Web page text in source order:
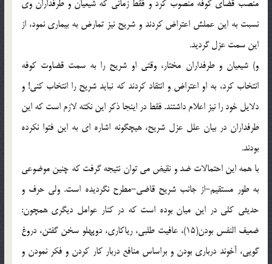
منصب قضای کوفه منصوب کرد و فقط زمانی که شیعیان و طرفداران وی
نسبت به این عملش اعتراض کردند و شریح نیز تمارض به بیماری نمود، از
این سمت عزل گردید.
و) شیعیان و طرفداران مختار، وقتی او شریح را به سمت قضاوت کوفه
انتخاب کرد، به او اعتراض و انتقاد کردند که نباید شریح را انتخاب کنی! و
دلایل خود را نیز اعلام داشتند. فقط در اینجا ذکر این نکته لازم است که این
طرفداران در بیان علل عزل شریح، هیچگونه اشاره ای به این فتوا نکرده
بودند.
با همه این احتمالات ضد و نقیض می توان نتیجه گرفت که چنین موضوعی
به طور مستقیم-از جانب شریح قاضی-مطرح نگردیده است. ولی حرف و
حدیثی کلی در این میان بوده است که در کنار عوامل دیگری همچون:
ضعیف النفس بودن(15)، عافیت طلبی، ریاکاری، دوپهلو سخن گفتن، دروغ
گویی، آخوند درباری بودن و براساس منافع دربار کار کردن و فکر نمودن و